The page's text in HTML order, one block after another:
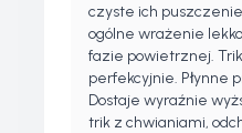
czyste ich
ogólne wrażenie
fazie powietrznej.
perfekcyjnie. Płynne
Dostaje wyraźnie
trik z chwianiami,